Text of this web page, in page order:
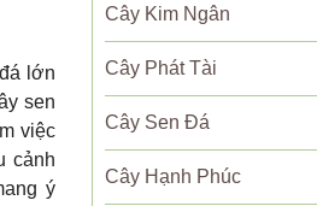
lớn
sen
việc
cảnh
ý
Cây Kim Ngân
Cây Phát Tài
Cây Sen Đá
Cây Hạnh Phúc